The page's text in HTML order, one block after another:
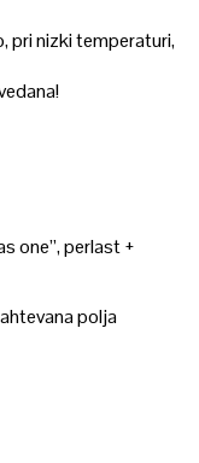
pri nizki temperaturi,
one”, perlast +
polja